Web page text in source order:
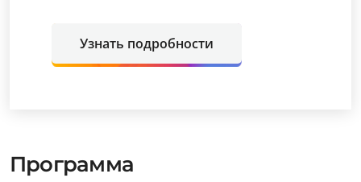
Узнать подробности
Программа